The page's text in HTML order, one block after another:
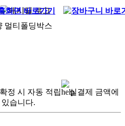
멀티폴딩박스
정 시 자동 적립
실결제 금액에
습니다.